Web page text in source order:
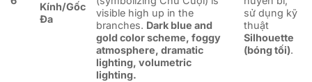
Kính/Gốc
Đa
visible high up in the
branches. Dark blue and
gold color scheme, foggy
atmosphere, dramatic
lighting, volumetric
lighting.
sử dụng kỹ
thuật
Silhouette
(bóng tối).